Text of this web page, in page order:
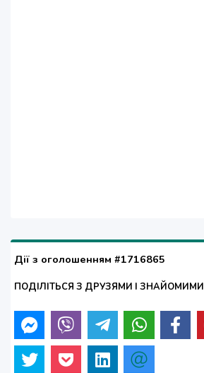
Дії з оголошенням #1716865
ПОДІЛІТЬСЯ З ДРУЗЯМИ І ЗНАЙОМИМИ